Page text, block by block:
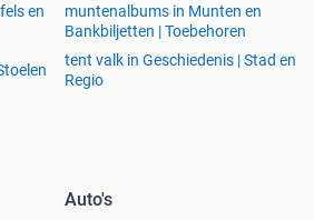
en
muntenalbums in Munten en
Bankbiljetten | Toebehoren
tent valk in Geschiedenis | Stad en
Regio
Auto's